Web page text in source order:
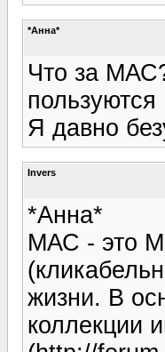
*Анна*
Что за
пользуются
Я давно
Invers
*Анна*
МАС - это
жизни. В
коллекции